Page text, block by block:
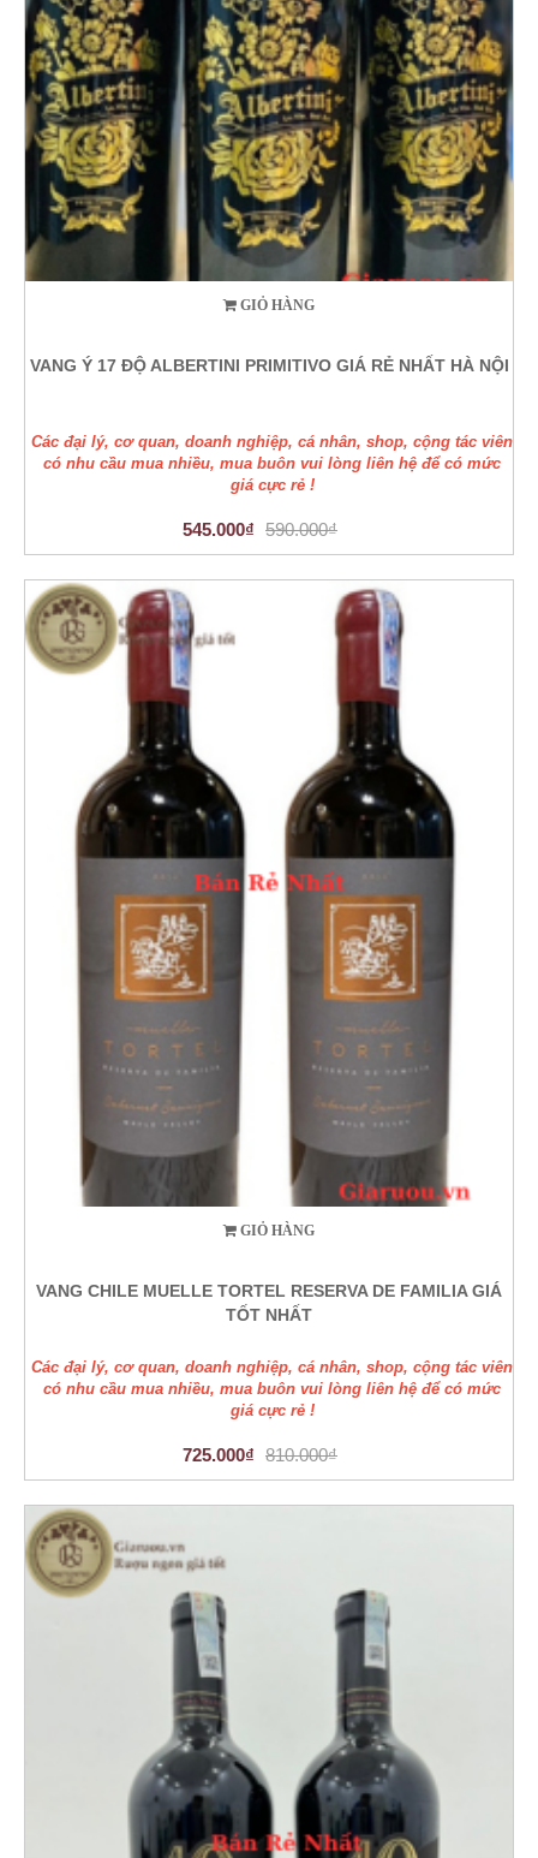
GIỎ HÀNG
VANG Ý 17 ĐỘ ALBERTINI PRIMITIVO GIÁ RẺ NHẤT HÀ NỘI
Các đại lý, cơ quan, doanh nghiệp, cá nhân, shop, cộng tác viên
có nhu cầu mua nhiều, mua buôn vui lòng liên hệ để có mức
giá cực rẻ !
545.000₫ 590.000₫
GIỎ HÀNG
VANG CHILE MUELLE TORTEL RESERVA DE FAMILIA GIÁ
TỐT NHẤT
Các đại lý, cơ quan, doanh nghiệp, cá nhân, shop, cộng tác viên
có nhu cầu mua nhiều, mua buôn vui lòng liên hệ để có mức
giá cực rẻ !
725.000₫ 810.000₫